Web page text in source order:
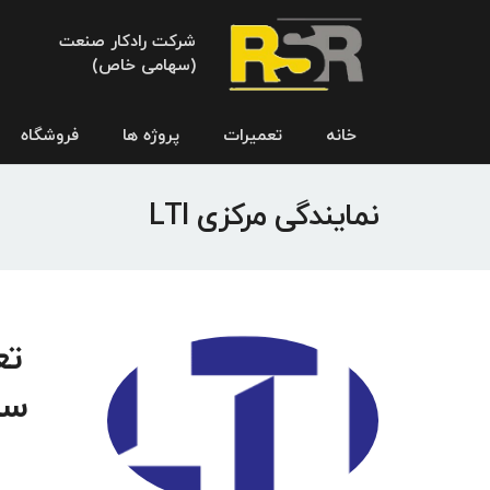
شرکت رادکار صنعت
(سهامی خاص)
خانه تعمیرات پروژه ها فروشگاه
نمایندگی مرکزی LTI